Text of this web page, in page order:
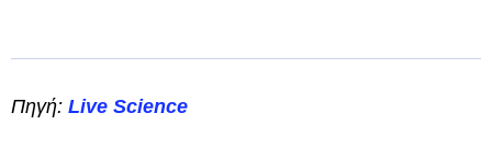
Πηγή: Live Science